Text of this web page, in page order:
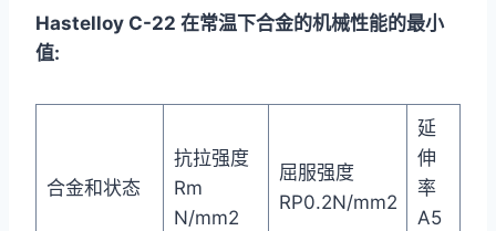
Hastelloy C-22 在常温下合金的机械性能的最小
值:
合金和状态
抗拉强度
Rm
N/mm2
屈服强度
RP0.2N/mm2
延
伸
率
A5